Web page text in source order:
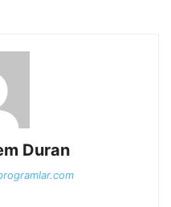
Duran